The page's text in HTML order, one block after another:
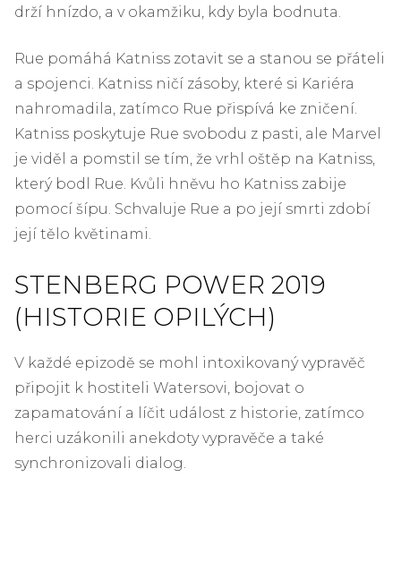
drží hnízdo, a v okamžiku, kdy byla bodnuta.
Rue pomáhá Katniss zotavit se a stanou se přáteli
a spojenci. Katniss ničí zásoby, které si Kariéra
nahromadila, zatímco Rue přispívá ke zničení.
Katniss poskytuje Rue svobodu z pasti, ale Marvel
je viděl a pomstil se tím, že vrhl oštěp na Katniss,
který bodl Rue. Kvůli hněvu ho Katniss zabije
pomocí šípu. Schvaluje Rue a po její smrti zdobí
její tělo květinami.
STENBERG POWER 2019
(HISTORIE OPILÝCH)
V každé epizodě se mohl intoxikovaný vypravěč
připojit k hostiteli Watersovi, bojovat o
zapamatování a líčit událost z historie, zatímco
herci uzákonili anekdoty vypravěče a také
synchronizovali dialog.